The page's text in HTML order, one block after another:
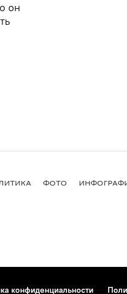
он
ФОТО
конфиденциальности